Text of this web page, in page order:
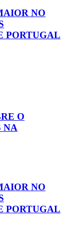
NO
PORTUGAL
O
NA
NO
PORTUGAL